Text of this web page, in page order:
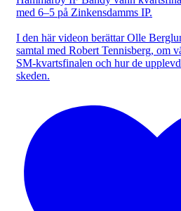
med 6–5 på Zinkensdamms IP.
I den här videon berättar Olle
samtal med Robert Tennisberg, om
SM-kvartsfinalen och hur de
skeden.